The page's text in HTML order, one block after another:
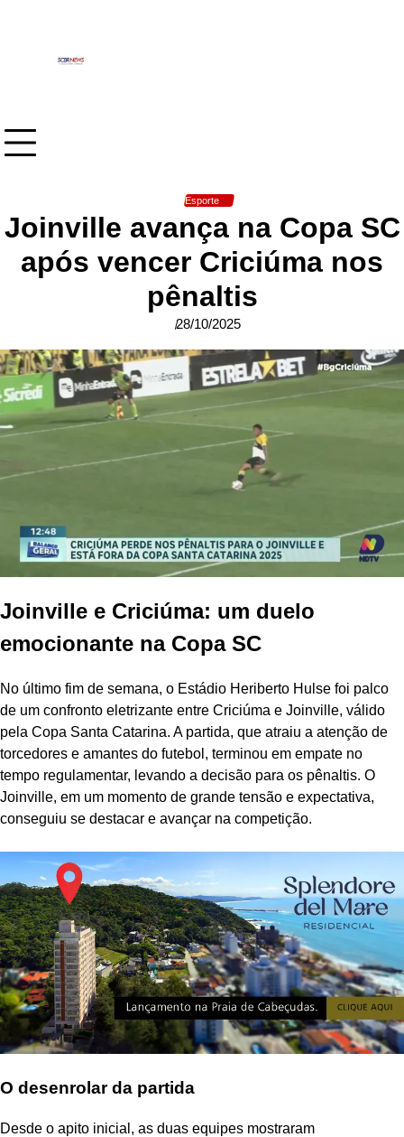
Esporte
Joinville avança na Copa SC
após vencer Criciúma nos
pênaltis
28/10/2025
Joinville e Criciúma: um duelo
emocionante na Copa SC
No último fim de semana, o Estádio Heriberto Hulse foi palco
de um confronto eletrizante entre Criciúma e Joinville, válido
pela Copa Santa Catarina. A partida, que atraiu a atenção de
torcedores e amantes do futebol, terminou em empate no
tempo regulamentar, levando a decisão para os pênaltis. O
Joinville, em um momento de grande tensão e expectativa,
conseguiu se destacar e avançar na competição.
O desenrolar da partida
Desde o apito inicial, as duas equipes mostraram